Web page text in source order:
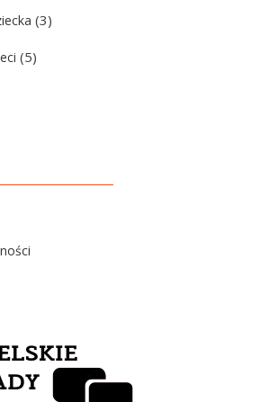
Białystok rankingi w
Primera División
(3)
(5)